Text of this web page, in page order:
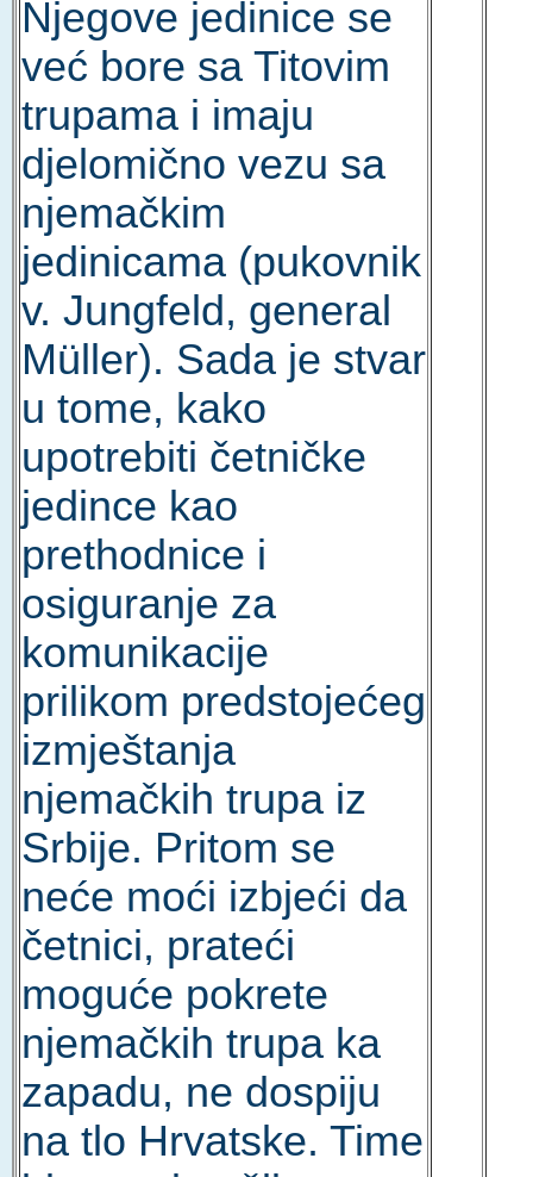
Njegove jedinice se
već bore sa Titovim
trupama i imaju
djelomično vezu sa
njemačkim
jedinicama (pukovnik
v. Jungfeld, general
Müller). Sada je stvar
u tome, kako
upotrebiti četničke
jedince kao
prethodnice i
osiguranje za
komunikacije
prilikom predstojećeg
izmještanja
njemačkih trupa iz
Srbije. Pritom se
neće moći izbjeći da
četnici, prateći
moguće pokrete
njemačkih trupa ka
zapadu, ne dospiju
na tlo Hrvatske. Time